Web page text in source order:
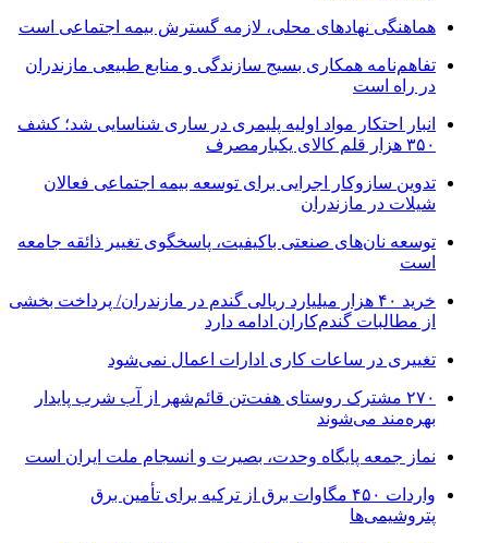
هماهنگی نهادهای محلی، لازمه گسترش بیمه اجتماعی است
تفاهم‌نامه همکاری بسیج سازندگی و منابع طبیعی مازندران
در راه است
انبار احتکار مواد اولیه پلیمری در ساری شناسایی شد؛ کشف
۳۵۰ هزار قلم کالای یکبارمصرف
تدوین سازوکار اجرایی برای توسعه بیمه اجتماعی فعالان
شیلات در مازندران
توسعه نان‌های صنعتی باکیفیت، پاسخگوی تغییر ذائقه جامعه
است
خرید ۴۰ هزار میلیارد ریالی گندم در مازندران/ پرداخت بخشی
از مطالبات گندم‌کاران ادامه دارد
تغییری در ساعات کاری ادارات اعمال نمی‌شود
۲۷۰ مشترک روستای هفت‌تن قائم‌شهر از آب شرب پایدار
بهره‌مند می‌شوند
نماز جمعه پایگاه وحدت، بصیرت و انسجام ملت ایران است
واردات ۴۵۰ مگاوات برق از ترکیه برای تأمین برق
پتروشیمی‌ها